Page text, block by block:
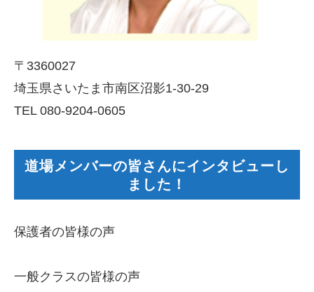
〒3360027
埼玉県さいたま市南区沼影1-30-29
TEL 080-9204-0605
道場メンバーの皆さんにインタビューし
ました！
保護者の皆様の声
一般クラスの皆様の声